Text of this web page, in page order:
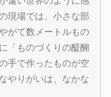
現場では、小さな部
がて数メートルもの
「ものづくりの醍醐
手で作ったものが空
やりがいは、なかな